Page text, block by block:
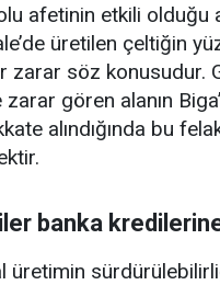
afetinin etkili olduğu
üretilen çeltiğin
zarar söz konusudur.
gören alanın
alındığında bu
banka
üretimin